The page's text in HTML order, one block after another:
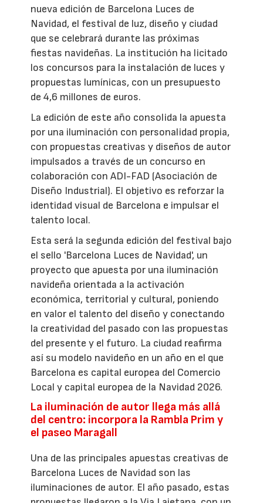
nueva edición de Barcelona Luces de
Navidad, el festival de luz, diseño y ciudad
que se celebrará durante las próximas
fiestas navideñas. La institución ha licitado
los concursos para la instalación de luces y
propuestas lumínicas, con un presupuesto
de 4,6 millones de euros.
La edición de este año consolida la apuesta
por una iluminación con personalidad propia,
con propuestas creativas y diseños de autor
impulsados a través de un concurso en
colaboración con ADI-FAD (Asociación de
Diseño Industrial). El objetivo es reforzar la
identidad visual de Barcelona e impulsar el
talento local.
Esta será la segunda edición del festival bajo
el sello 'Barcelona Luces de Navidad', un
proyecto que apuesta por una iluminación
navideña orientada a la activación
económica, territorial y cultural, poniendo
en valor el talento del diseño y conectando
la creatividad del pasado con las propuestas
del presente y el futuro. La ciudad reafirma
así su modelo navideño en un año en el que
Barcelona es capital europea del Comercio
Local y capital europea de la Navidad 2026.
La iluminación de autor llega más allá
del centro: incorpora la Rambla Prim y
el paseo Maragall
Una de las principales apuestas creativas de
Barcelona Luces de Navidad son las
iluminaciones de autor. El año pasado, estas